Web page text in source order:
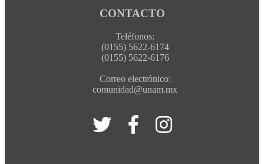
CONTACTO
Teléfonos:
(0155) 5622-6174
(0155) 5622-6176
Correo electrónico:
comunidad@unam.mx